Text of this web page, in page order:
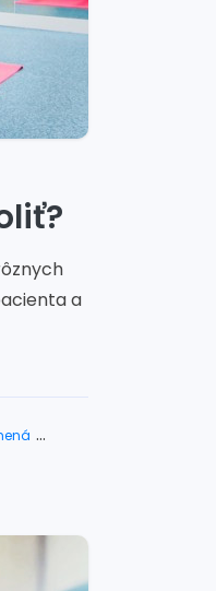
a